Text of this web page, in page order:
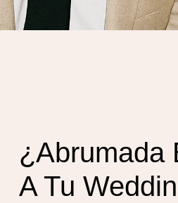
¿Abrumada
A Tu